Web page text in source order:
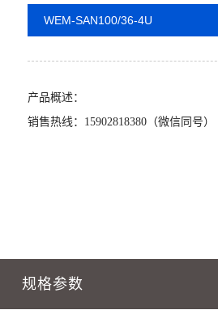
WEM-SAN100/36-4U
产品概述：
销售热线：15902818380（微信同号）
规格参数